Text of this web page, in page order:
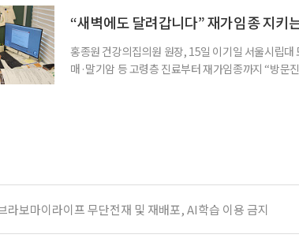
야 한다. 루이소체는 알파시뉴클레인(Alpha-
“새벽에도 달려갑니다” 재가임종 지키
홍종원 건강의집의원 원장, 15일 이기일 서울시립
매·말기암 등 고령층 진료부터 재가임종까지 “방문
보마이라이프 무단전재 및 재배포, AI학습 이용 금지